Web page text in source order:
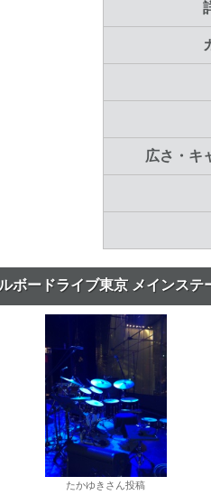
広さ・キ
ボードライブ東京 メインステ
たかゆきさん投稿